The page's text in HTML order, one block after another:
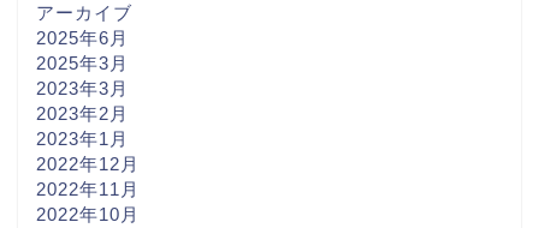
アーカイブ
2025年6月
2025年3月
2023年3月
2023年2月
2023年1月
2022年12月
2022年11月
2022年10月